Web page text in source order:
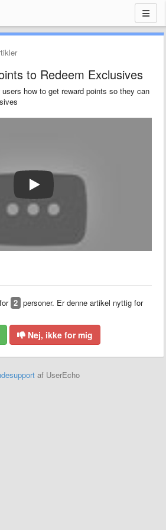
to Redeem Exclusives
how to get reward points so they can
2 personer. Er denne artikel nyttig for
Nej, ikke for mig
af UserEcho